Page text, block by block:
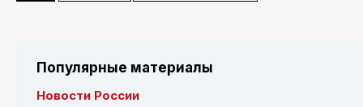
Популярные материалы
Новости России